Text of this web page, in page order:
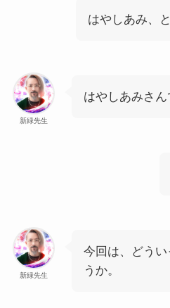
はやしあみ、
新緑先生
はやしあみさん
新緑先生
今回は、どうい
うか。